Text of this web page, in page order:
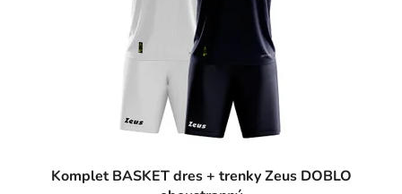
Komplet BASKET dres + trenky Zeus DOBLO